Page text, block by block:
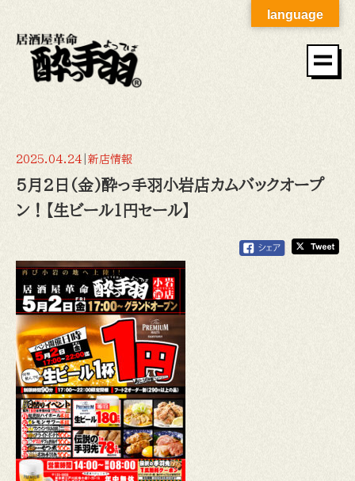
2025.04.24 新店情報
5月2日(金)酔っ手羽小岩店カムバックオープ
ン！【生ビール1円セール】
language